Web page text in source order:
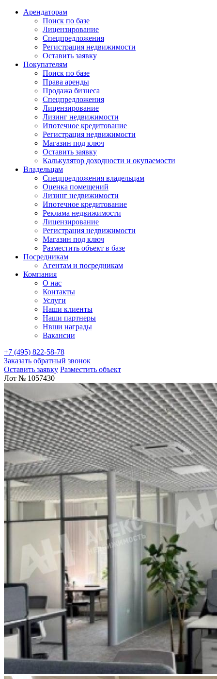
Арендаторам
Поиск по базе
Лицензирование
Спецпредложения
Регистрация недвижимости
Оставить заявку
Покупателям
Поиск по базе
Права аренды
Продажа бизнеса
Спецпредложения
Лицензирование
Лизинг недвижимости
Ипотечное кредитование
Регистрация недвижимости
Магазин под ключ
Оставить заявку
Калькулятор доходности и окупаемости
Владельцам
Спецпредложения владельцам
Оценка помещений
Лизинг недвижимости
Ипотечное кредитование
Реклама недвижимости
Лицензирование
Регистрация недвижимости
Магазин под ключ
Разместить объект в базе
Посредникам
Агентам и посредникам
Компания
О нас
Контакты
Услуги
Наши клиенты
Наши партнеры
Нвши награды
Вакансии
+7 (495) 822-58-78
Заказать обратный звонок
Оставить заявку Разместить объект
Лот № 1057430